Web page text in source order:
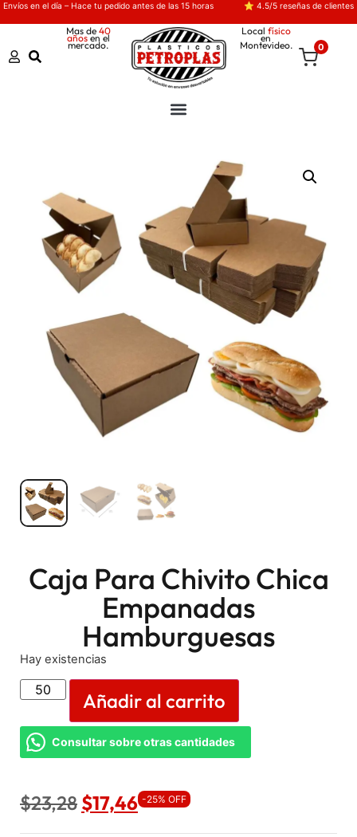
Envíos en el día – Hace tu pedido antes de las 15 horas ⭐ 4.5/5 reseñas de clientes
Mas de 40
añosen el
mercado.
Local físico
en
Montevideo. 0
Caja Para Chivito Chica
Empanadas
Hamburguesas
Hay existencias
Añadir al carrito
Consultar sobre otras cantidades
$23,28 $17,46 -25% OFF